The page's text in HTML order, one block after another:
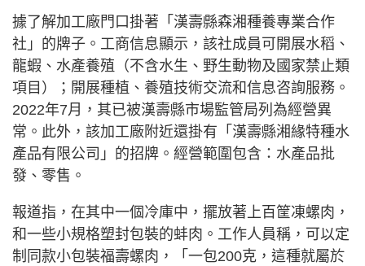
據了解加工廠門口掛著「漢壽縣森湘種養專業合作
社」的牌子。工商信息顯示，該社成員可開展水稻、
龍蝦、水產養殖（不含水生、野生動物及國家禁止類
項目）；開展種植、養殖技術交流和信息咨詢服務。
2022年7月，其已被漢壽縣市場監管局列為經營異
常。此外，該加工廠附近還掛有「漢壽縣湘緣特種水
產品有限公司」的招牌。經營範圍包含：水產品批
發、零售。
報道指，在其中一個冷庫中，擺放著上百筐凍螺肉，
和一些小規格塑封包裝的蚌肉。工作人員稱，可以定
制同款小包裝福壽螺肉，「一包200克，這種就屬於